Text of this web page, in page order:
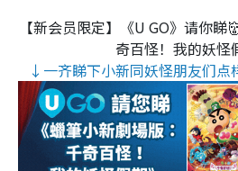
【新会员限定】《U GO》请你
奇百怪！我的妖怪
↓一齐睇下小新同妖怪朋友们点